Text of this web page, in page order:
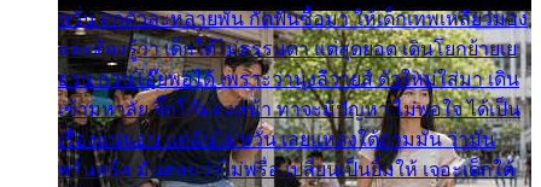
หวั่น ตกตัวละหลายพัน กัดฟันซื้อมา ให้เด็กเทพเหลียวมอง
และต้องรู้ว่า เด็กใต้ไม่ธรรมดา แต่สุดยอด เดินโยกย้ายเย
ยวน กวนโอ๊ยพอได้ เพราะว่านุ่งลีวายส์ ตัวใหม่ใส่มา เดิน
เข้ามหาลัย จิ๊กโก๊มองหน้า ท่าจะมีปัญหา ไม่พอใจ ได้เป็น
เรื่องแน่นอน แต่ฉันไม่หวั่น เลยแหลงใต้ถามมัน ว่ามัน
พรั่นพรือ มันตอบว่าไม่พรื่อ เปลี่ยนเป็นยิ้มให้ เจอะเด็กใต้